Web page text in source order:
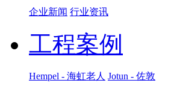
企业新闻 行业资讯
工程案例
Hempel - 海虹老人 Jotun - 佐敦